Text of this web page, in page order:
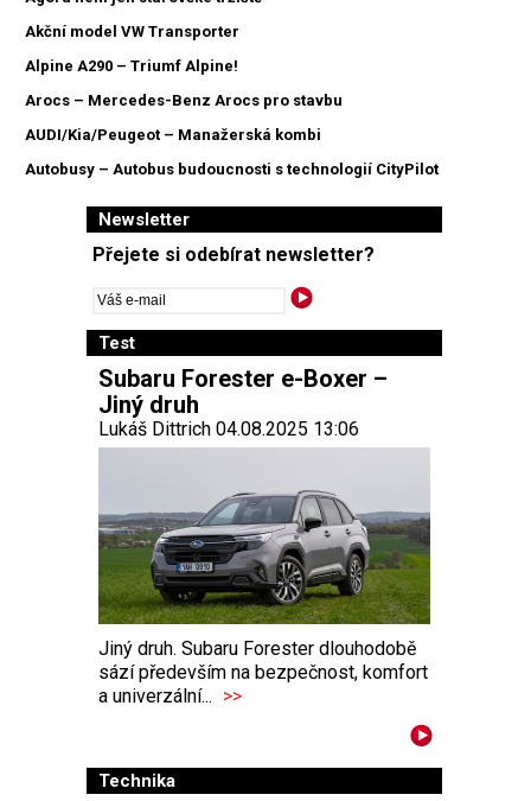
Akční model VW Transporter
Alpine A290 – Triumf Alpine!
Arocs – Mercedes-Benz Arocs pro stavbu
AUDI/Kia/Peugeot – Manažerská kombi
Autobusy – Autobus budoucnosti s technologií CityPilot
Newsletter
Přejete si odebírat newsletter?
Test
Subaru Forester e-Boxer –
Jiný druh
Lukáš Dittrich 04.08.2025 13:06
Jiný druh. Subaru Forester dlouhodobě
sází především na bezpečnost, komfort
a univerzální... >>
Technika